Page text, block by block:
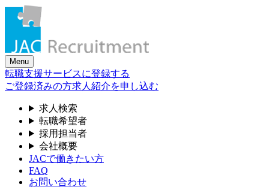
Skip
content
Menu
転職支援サービスに登録する
ご登録済みの方求人紹介を申し込む
求人検索
転職希望者
採用担当者
会社概要
JACで働きたい方
FAQ
お問い合わせ